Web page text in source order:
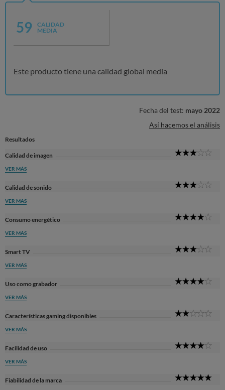
59
CALIDAD
MEDIA
Este producto tiene una calidad global media
Fecha del test: mayo 2022
Así hacemos el análisis
Resultados
Calidad de imagen
VER MÁS
Calidad de sonido
VER MÁS
Consumo energético
VER MÁS
Smart TV
VER MÁS
Uso como grabador
VER MÁS
Características gaming disponibles
VER MÁS
Facilidad de uso
VER MÁS
Fiabilidad de la marca